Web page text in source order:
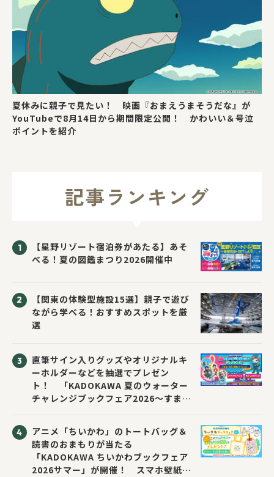
夏休みに親子で見たい！ 映画『おまえうまそうだな』が
YouTubeで8月14日から期間限定公開！ かわいい＆号泣
ポイントを紹介
記事ランキング
【星野リゾート宿泊券があたる】あそ
べる！夏の図鑑まつり2026開催中
【関東の体験型施設15選】親子で遊び
ながら学べる！おすすめスポットを厳
選
直筆サイン入りグッズやオリジナルキ
ーホルダーなどを抽選でプレゼン
ト！ 「KADOKAWA 夏のウォーター
チャレンジブックフェア2026～すまな
アニメ「ちいかわ」のトートバッグ＆
読書のおまもりが当たる
「KADOKAWA ちいかわブックフェア
2026サマー」が開催！ スマホ壁紙は